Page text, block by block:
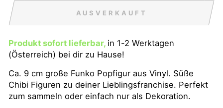
AUSVERKAUFT
Produkt sofort lieferbar, in 1-2 Werktagen
(Österreich) bei dir zu Hause!
Ca. 9 cm große Funko Popfigur aus Vinyl. Süße
Chibi Figuren zu deiner Lieblingsfranchise. Perfekt
zum sammeln oder einfach nur als Dekoration.